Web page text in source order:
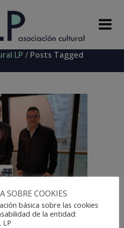
LP / Posts Tagged
SOBRE COOKIES
básica sobre las cookies
de la entidad:
LP